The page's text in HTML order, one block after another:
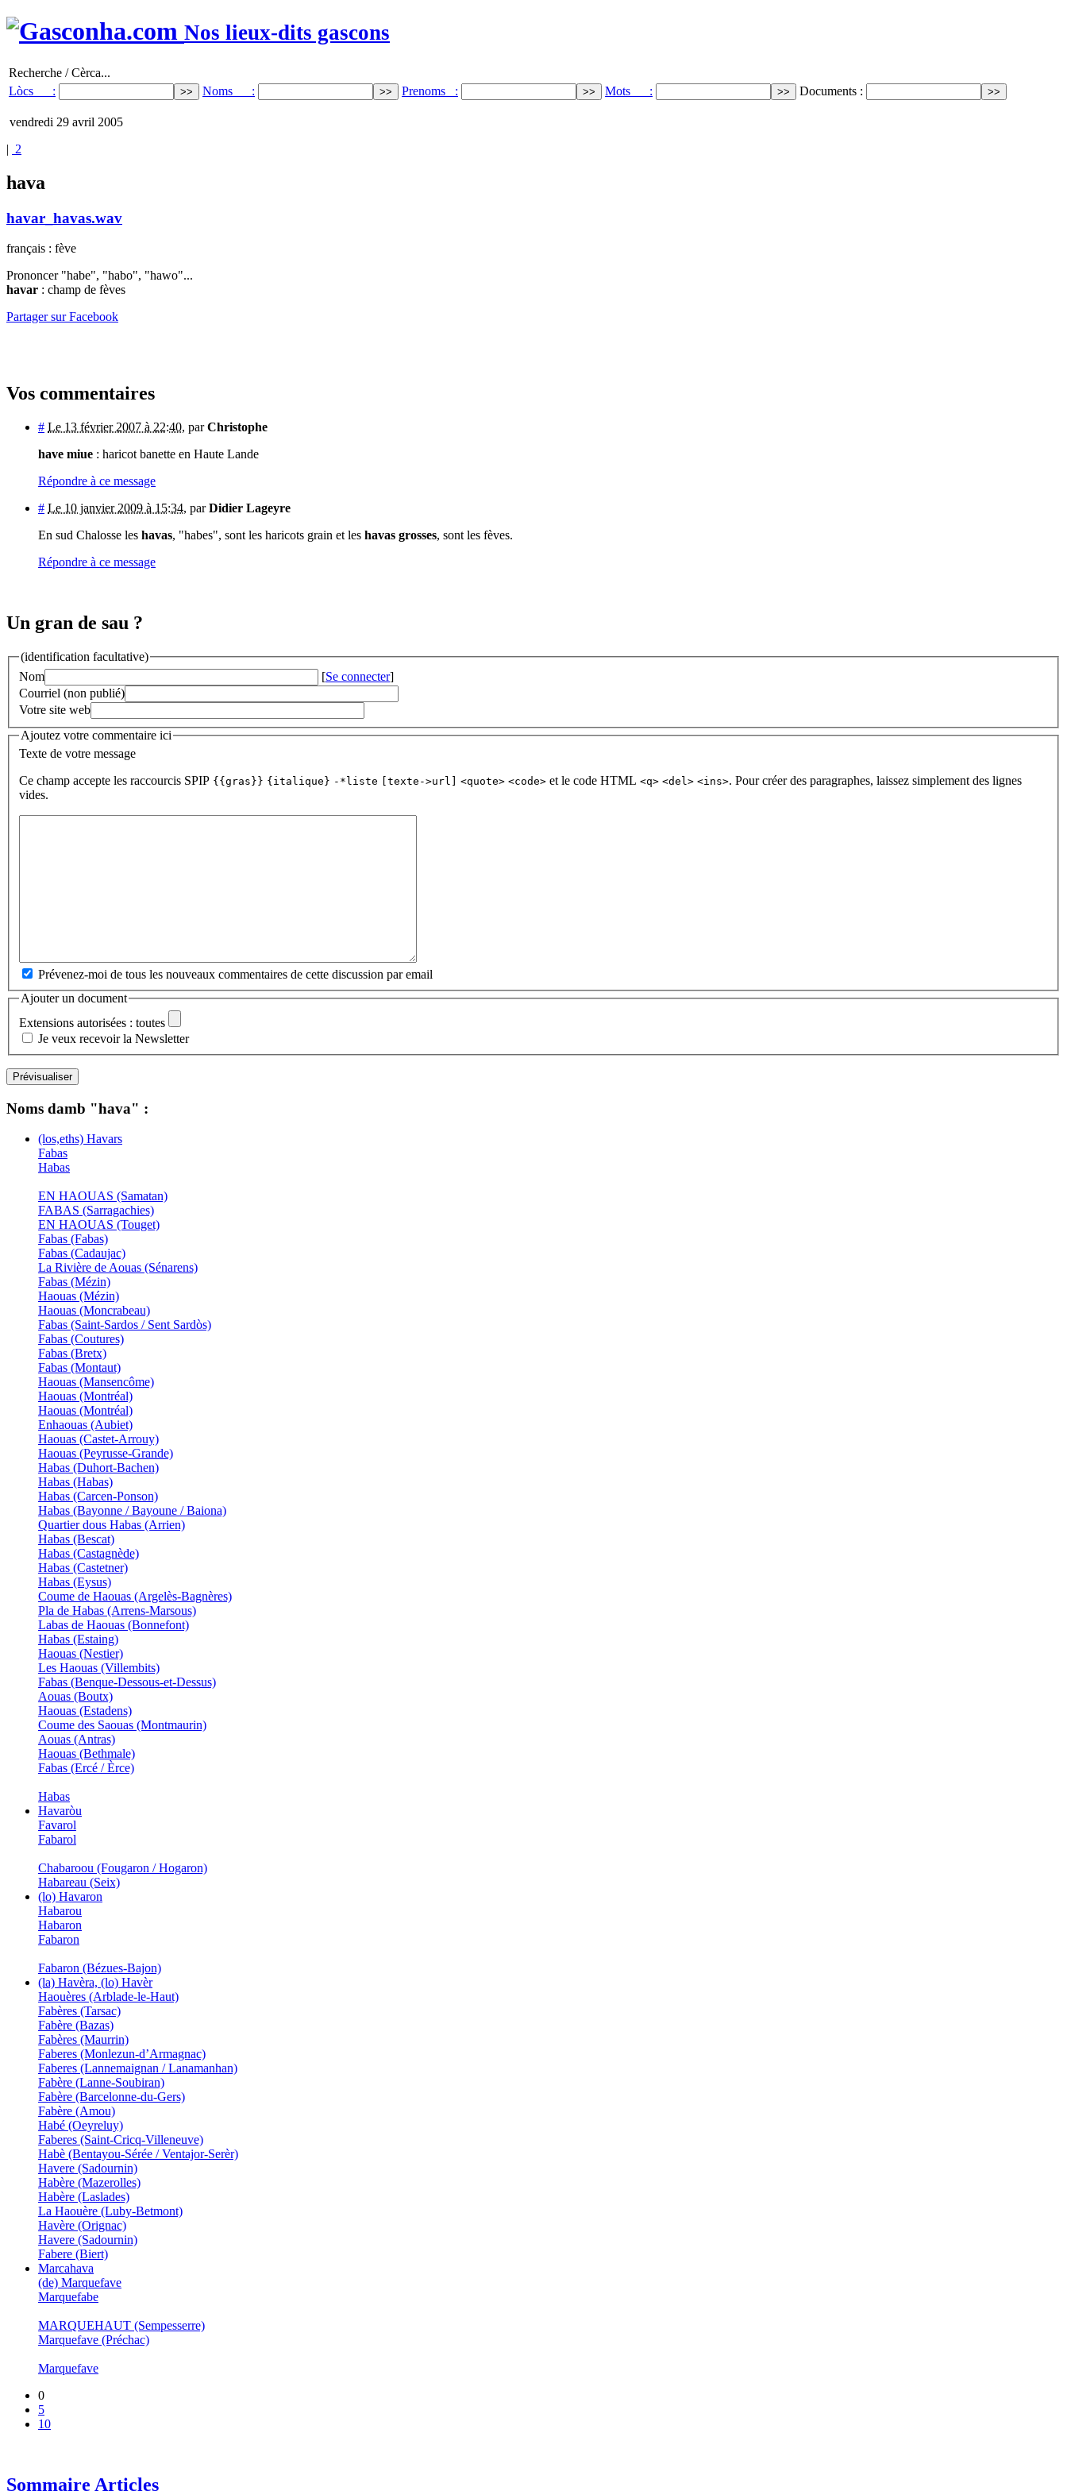
Nos lieux-dits gascons
Recherche / Cèrca...
Lòcs :
Noms : Prenoms : Mots : Documents :
vendredi 29 avril 2005
| 2
hava
havar_havas.wav
français : fève
Prononcer "habe", "habo", "hawo"...
havar : champ de fèves
Partager sur Facebook
Vos commentaires
# Le 13 février 2007 à 22:40, parChristophe
have miue : haricot banette en Haute Lande
Répondre à ce message
# Le 10 janvier 2009 à 15:34, parDidier Lageyre
En sud Chalosse les havas, "habes", sont les haricots grain et les havas grosses, sont les fèves.
Répondre à ce message
Un gran de sau ?
(identification facultative)
Nom
[Se connecter]
Courriel (non publié)
Votre site web
Ajoutez votre commentaire ici
Texte de votre message
Ce champ accepte les raccourcis SPIP {{gras}} {italique} -*liste [texte->url] <quote> <code> et le code HTML <q> <del> <ins>. Pour créer des paragraphes, laissez simplement des lignes
vides.
Prévenez-moi de tous les nouveaux commentaires de cette discussion par email
Ajouter un document
Extensions autorisées : toutes
Je veux recevoir la Newsletter
Noms damb "hava" :
(los,eths) Havars
Fabas
Habas
EN HAOUAS (Samatan)
FABAS (Sarragachies)
EN HAOUAS (Touget)
Fabas (Fabas)
Fabas (Cadaujac)
La Rivière de Aouas (Sénarens)
Fabas (Mézin)
Haouas (Mézin)
Haouas (Moncrabeau)
Fabas (Saint-Sardos / Sent Sardòs)
Fabas (Coutures)
Fabas (Bretx)
Fabas (Montaut)
Haouas (Mansencôme)
Haouas (Montréal)
Haouas (Montréal)
Enhaouas (Aubiet)
Haouas (Castet-Arrouy)
Haouas (Peyrusse-Grande)
Habas (Duhort-Bachen)
Habas (Habas)
Habas (Carcen-Ponson)
Habas (Bayonne / Bayoune / Baiona)
Quartier dous Habas (Arrien)
Habas (Bescat)
Habas (Castagnède)
Habas (Castetner)
Habas (Eysus)
Coume de Haouas (Argelès-Bagnères)
Pla de Habas (Arrens-Marsous)
Labas de Haouas (Bonnefont)
Habas (Estaing)
Haouas (Nestier)
Les Haouas (Villembits)
Fabas (Benque-Dessous-et-Dessus)
Aouas (Boutx)
Haouas (Estadens)
Coume des Saouas (Montmaurin)
Aouas (Antras)
Haouas (Bethmale)
Fabas (Ercé / Èrce)
Habas
Havaròu
Favarol
Fabarol
Chabaroou (Fougaron / Hogaron)
Habareau (Seix)
(lo) Havaron
Habarou
Habaron
Fabaron
Fabaron (Bézues-Bajon)
(la) Havèra, (lo) Havèr
Haouères (Arblade-le-Haut)
Fabères (Tarsac)
Fabère (Bazas)
Fabères (Maurrin)
Faberes (Monlezun-d’Armagnac)
Faberes (Lannemaignan / Lanamanhan)
Fabère (Lanne-Soubiran)
Fabère (Barcelonne-du-Gers)
Fabère (Amou)
Habé (Oeyreluy)
Faberes (Saint-Cricq-Villeneuve)
Habè (Bentayou-Sérée / Ventajor-Serèr)
Havere (Sadournin)
Habère (Mazerolles)
Habère (Laslades)
La Haouère (Luby-Betmont)
Havère (Orignac)
Havere (Sadournin)
Fabere (Biert)
Marcahava
(de) Marquefave
Marquefabe
MARQUEHAUT (Sempesserre)
Marquefave (Préchac)
Marquefave
0
5
10
Sommaire Articles